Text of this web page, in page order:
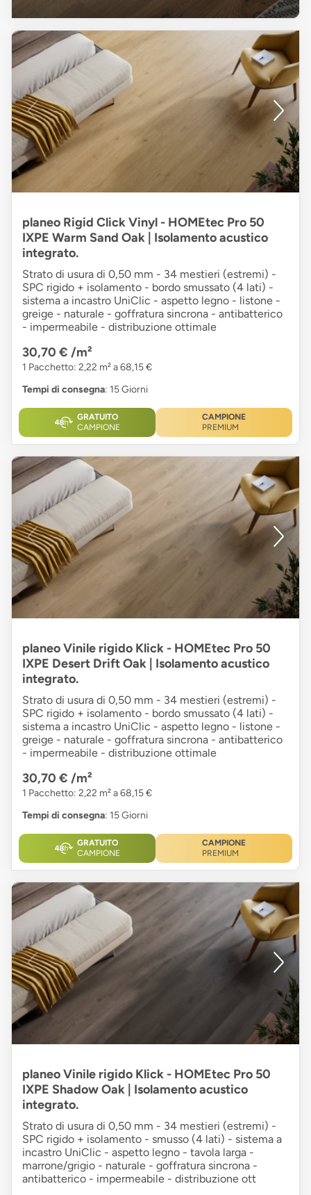
planeo Rigid Click Vinyl - HOMEtec Pro 50
IXPE Warm Sand Oak | Isolamento acustico
integrato.
Strato di usura di 0,50 mm - 34 mestieri (estremi) -
SPC rigido + isolamento - bordo smussato (4 lati) -
sistema a incastro UniClic - aspetto legno - listone -
greige - naturale - goffratura sincrona - antibatterico
- impermeabile - distribuzione ottimale
30,70 € /m²
1 Pacchetto: 2,22 m² a 68,15 €
Tempi di consegna: 15 Giorni
GRATUITO
CAMPIONE
CAMPIONE
PREMIUM
planeo Vinile rigido Klick - HOMEtec Pro 50
IXPE Desert Drift Oak | Isolamento acustico
integrato.
Strato di usura di 0,50 mm - 34 mestieri (estremi) -
SPC rigido + isolamento - bordo smussato (4 lati) -
sistema a incastro UniClic - aspetto legno - listone -
greige - naturale - goffratura sincrona - antibatterico
- impermeabile - distribuzione ottimale
30,70 € /m²
1 Pacchetto: 2,22 m² a 68,15 €
Tempi di consegna: 15 Giorni
GRATUITO
CAMPIONE
CAMPIONE
PREMIUM
planeo Vinile rigido Klick - HOMEtec Pro 50
IXPE Shadow Oak | Isolamento acustico
integrato.
Strato di usura di 0,50 mm - 34 mestieri (estremi) -
SPC rigido + isolamento - smusso (4 lati) - sistema a
incastro UniClic - aspetto legno - tavola larga -
marrone/grigio - naturale - goffratura sincrona -
antibatterico - impermeabile - distribuzione ott